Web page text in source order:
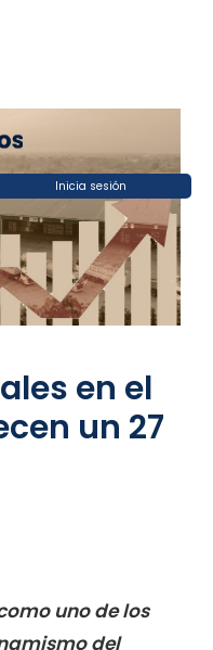
Inicia sesión
en el
un 27
uno de los
del